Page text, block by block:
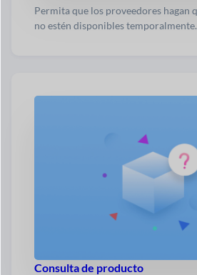
Permita que los proveedores hagan
no estén disponibles temporalmente.
Consulta de producto